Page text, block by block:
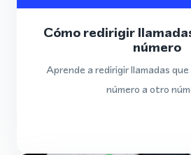
Cómo redirigir
número
Aprende a redirigir llamadas
número a otro